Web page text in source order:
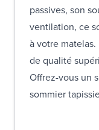
passives, son
ventilation, ce
à votre
de qualité
Offrez-vous un
sommier